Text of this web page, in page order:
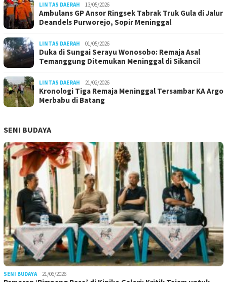
LINTAS DAERAH 13/05/2026
Ambulans GP Ansor Ringsek Tabrak Truk Gula di Jalur
Deandels Purworejo, Sopir Meninggal
LINTAS DAERAH 01/05/2026
Duka di Sungai Serayu Wonosobo: Remaja Asal
Temanggung Ditemukan Meninggal di Sikancil
LINTAS DAERAH 21/02/2026
Kronologi Tiga Remaja Meninggal Tersambar KA Argo
Merbabu di Batang
SENI BUDAYA
SENI BUDAYA 21/06/2026